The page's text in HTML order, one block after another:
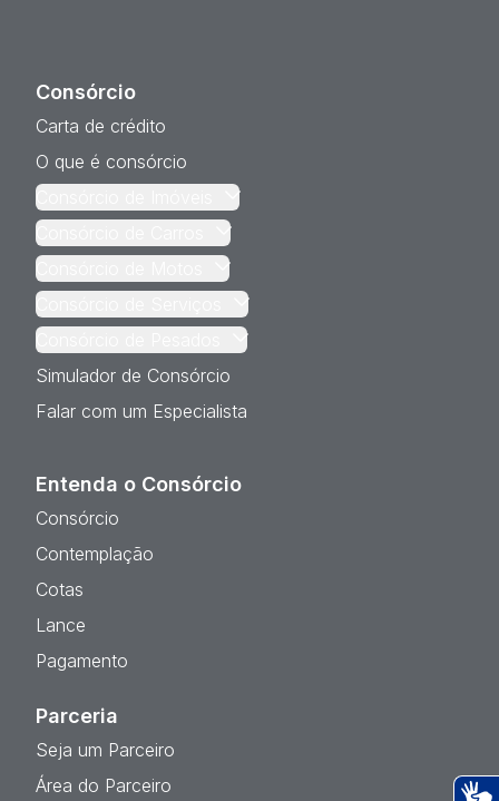
Consórcio
Carta de crédito
O que é consórcio
Consórcio de Imóveis
Consórcio de Carros
Consórcio de Motos
Consórcio de Serviços
Consórcio de Pesados
Simulador de Consórcio
Falar com um Especialista
Entenda o Consórcio
Consórcio
Contemplação
Cotas
Lance
Pagamento
Parceria
Seja um Parceiro
Área do Parceiro